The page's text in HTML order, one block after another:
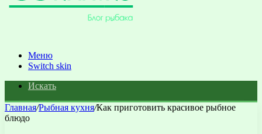
Меню
Switch skin
Искать
Главная/Рыбная кухня/Как приготовить красивое рыбное
блюдо